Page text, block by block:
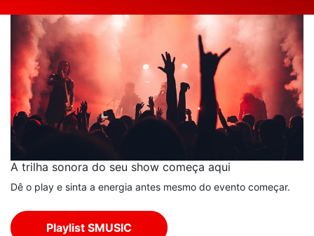
A trilha sonora do seu show começa aqui
Dê o play e sinta a energia antes mesmo do evento começar.
Playlist SMUSIC